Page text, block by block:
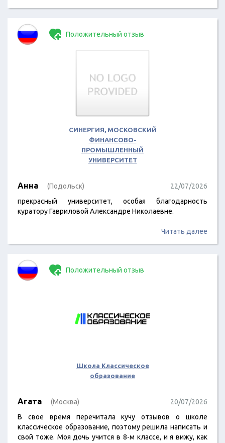
Положительный отзыв
СИНЕРГИЯ, МОСКОВСКИЙ
ФИНАНСОВО-
ПРОМЫШЛЕННЫЙ
УНИВЕРСИТЕТ
Анна (Подольск)
22/07/2026
прекрасный университет, особая благодарность
куратору Гавриловой Александре Николаевне.
Читать далее
Положительный отзыв
Школа Классическое
образование
Агата (Москва)
20/07/2026
В свое время перечитала кучу отзывов о школе
классическое образование, поэтому решила написать и
свой тоже. Моя дочь учится в 8-м классе, и я вижу, как